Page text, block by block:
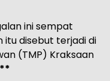
ini sempat
itu disebut terjadi di
(TMP) Kraksaan